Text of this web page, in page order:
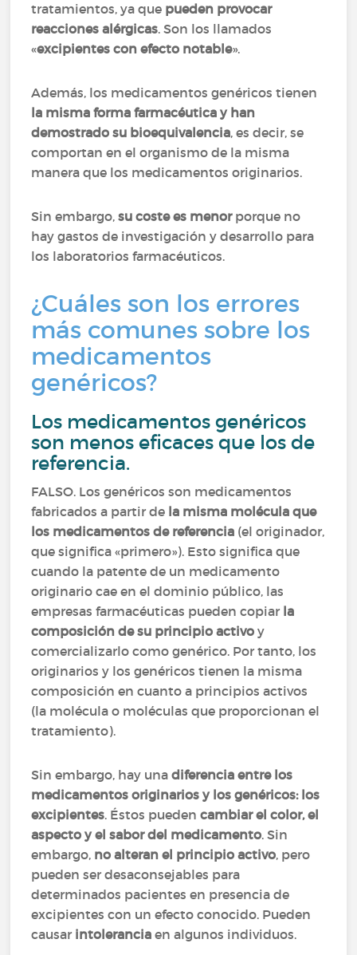
tratamientos, ya que pueden provocar
reacciones alérgicas. Son los llamados
«excipientes con efecto notable».
Además, los medicamentos genéricos tienen
la misma forma farmacéutica y han
demostrado su bioequivalencia, es decir, se
comportan en el organismo de la misma
manera que los medicamentos originarios.
Sin embargo,su coste es menorporque no
hay gastos de investigación y desarrollo para
los laboratorios farmacéuticos.
¿Cuáles son los errores
más comunes sobre los
medicamentos
genéricos?
Los medicamentos genéricos
son menos eficaces que los de
referencia.
FALSO. Los genéricos son medicamentos
fabricados a partir de la misma molécula que
los medicamentos de referencia (el originador,
que significa «primero»). Esto significa que
cuando la patente de un medicamento
originario cae en el dominio público, las
empresas farmacéuticas pueden copiar la
composición de su principio activo y
comercializarlo como genérico. Por tanto, los
originarios y los genéricos tienen la misma
composición en cuanto a principios activos
(la molécula o moléculas que proporcionan el
tratamiento).
Sin embargo, hay unadiferencia entre los
medicamentos originarios y los genéricos: los
excipientes. Éstos puedencambiar el color, el
aspecto y el sabor del medicamento. Sin
embargo, no alteran el principio activo, pero
pueden ser desaconsejables para
determinados pacientes en presencia de
excipientes con un efecto conocido. Pueden
causar intolerancia en algunos individuos.